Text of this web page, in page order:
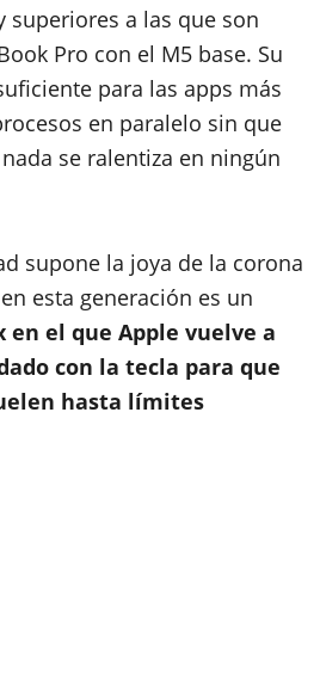
superiores a las que son
Pro con el M5 base. Su
para las apps más
en paralelo sin que
se ralentiza en ningún
supone la joya de la corona
esta generación es un
en el que Apple vuelve a
con la tecla para que
hasta límites